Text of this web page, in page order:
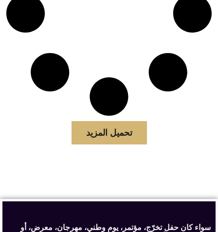
تحميل المزيد
سواء كان حفل تخرّج، مؤتمر، يوم وطني، مهرجان، معرض، أو